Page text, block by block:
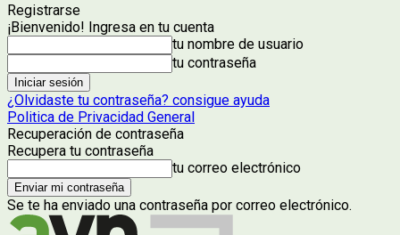
Registrarse
¡Bienvenido! Ingresa en tu cuenta
tu nombre de usuario
tu contraseña
¿Olvidaste tu contraseña? consigue ayuda
Politica de Privacidad General
Recuperación de contraseña
Recupera tu contraseña
tu correo electrónico
Se te ha enviado una contraseña por correo electrónico.